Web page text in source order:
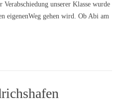
unserer Klasse wurde
eigenenWeg gehen wird. Ob Abi am